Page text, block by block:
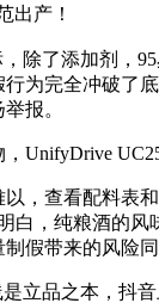
出产！
除了添加剂，
为完全冲破
报。
查看配料表
，纯粮酒的
假带来的风险同
品之本，抖